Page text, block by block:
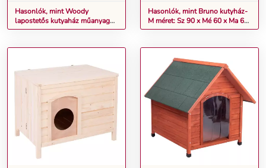
Hasonlók, mint Woody
lapostetős kutyaház műanyag
ajtóval - S: Sz 85 x Mé 57 x Ma
Hasonlók, mint Bruno kutyház-
M méret: Sz 90 x Mé 60 x Ma 68
cm